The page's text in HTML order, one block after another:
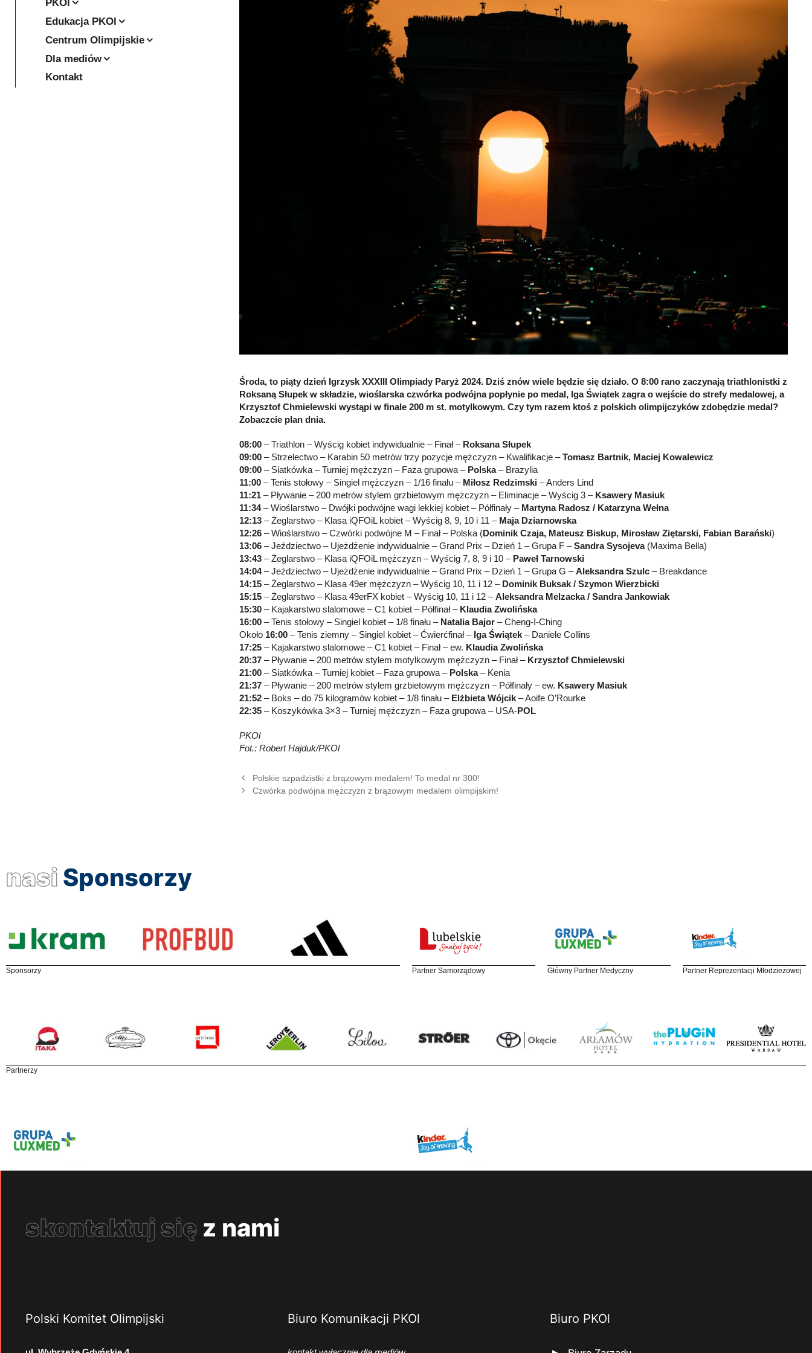
Środa, to piąty dzień Igrzysk XXXIII Olimpiady Paryż 2024. Dziś znów wiele będzie się działo. O 8:00 rano zaczynają triathlonistki z
Roksaną Słupek w składzie, wioślarska czwórka podwójna popłynie po medal, Iga Świątek zagra o wejście do strefy medalowej, a
Krzysztof Chmielewski wystąpi w finale 200 m st. motylkowym. Czy tym razem ktoś z polskich olimpijczyków zdobędzie medal?
Zobaczcie plan dnia.
08:00 – Triathlon – Wyścig kobiet indywidualnie – Finał – Roksana Słupek
09:00 – Strzelectwo – Karabin 50 metrów trzy pozycje mężczyzn – Kwalifikacje –Tomasz Bartnik, Maciej Kowalewicz
09:00 – Siatkówka – Turniej mężczyzn – Faza grupowa – Polska– Brazylia
11:00 – Tenis stołowy – Singiel mężczyzn – 1/16 finału – Miłosz Redzimski – Anders Lind
11:21 – Pływanie – 200 metrów stylem grzbietowym mężczyzn – Eliminacje – Wyścig 3 – Ksawery Masiuk
11:34– Wioślarstwo – Dwójki podwójne wagi lekkiej kobiet – Półfinały – Martyna Radosz / Katarzyna Wełna
12:13 – Żeglarstwo – Klasa iQFOiL kobiet – Wyścig 8, 9, 10 i 11 – Maja Dziarnowska
12:26 – Wioślarstwo – Czwórki podwójne M – Finał – Polska (Dominik Czaja, Mateusz Biskup, Mirosław Ziętarski, Fabian Barański)
13:06 – Jeździectwo – Ujeżdżenie indywidualnie – Grand Prix – Dzień 1 – Grupa F –Sandra Sysojeva(Maxima Bella)
13:43 – Żeglarstwo – Klasa iQFOiL mężczyzn – Wyścig 7, 8, 9 i 10 – Paweł Tarnowski
14:04– Jeździectwo – Ujeżdżenie indywidualnie – Grand Prix – Dzień 1 – Grupa G –Aleksandra Szulc – Breakdance
14:15 – Żeglarstwo – Klasa 49er mężczyzn – Wyścig 10, 11 i 12 – Dominik Buksak / Szymon Wierzbicki
15:15 – Żeglarstwo – Klasa 49erFX kobiet – Wyścig 10, 11 i 12 –Aleksandra Melzacka / Sandra Jankowiak
15:30 – Kajakarstwo slalomowe – C1 kobiet – Półfinał – Klaudia Zwolińska
16:00 – Tenis stołowy – Singiel kobiet – 1/8 finału – Natalia Bajor – Cheng-I-Ching
Około 16:00 – Tenis ziemny – Singiel kobiet – Ćwierćfinał – Iga Świątek – Daniele Collins
17:25 – Kajakarstwo slalomowe – C1 kobiet – Finał – ew. Klaudia Zwolińska
20:37 – Pływanie – 200 metrów stylem motylkowym mężczyzn – Finał – Krzysztof Chmielewski
21:00 – Siatkówka – Turniej kobiet – Faza grupowa – Polska– Kenia
21:37 – Pływanie – 200 metrów stylem grzbietowym mężczyzn – Półfinały – ew. Ksawery Masiuk
21:52 – Boks – do 75 kilogramów kobiet – 1/8 finału – Elżbieta Wójcik – Aoife O’Rourke
22:35 – Koszykówka 3×3 – Turniej mężczyzn – Faza grupowa – USA-POL
PKOl
Fot.: Robert Hajduk/PKOl
Polskie szpadzistki z brązowym medalem! To medal nr 300!
Czwórka podwójna mężczyzn z brązowym medalem olimpijskim!
PKOl
Edukacja PKOl
Centrum Olimpijskie
Dla mediów
Kontakt
nasi Sponsorzy
Sponsorzy Partner Samorządowy Główny Partner Medyczny Partner Reprezentacji Młodzieżowej
Partnerzy
skontaktuj się z nami
Polski Komitet Olimpijski Biuro Komunikacji PKOl Biuro PKOl